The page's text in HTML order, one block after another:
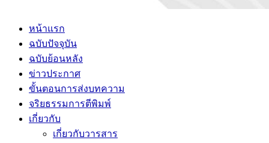
หน้าแรก
ฉบับปัจจุบัน
ฉบับย้อนหลัง
ข่าวประกาศ
ขั้นตอนการส่งบทความ
จริยธรรมการตีพิมพ์
เกี่ยวกับ
เกี่ยวกับวารสาร